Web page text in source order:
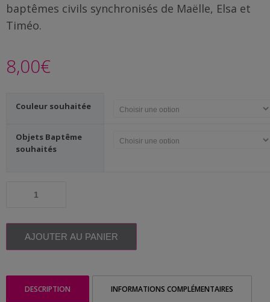
baptêmes civils synchronisés de Maëlle, Elsa et
Timéo.
8,00€
Couleur souhaitée
Objets Baptême
souhaités
souvenir
Baptême
AJOUTER AU PANIER
DESCRIPTION INFORMATIONS COMPLÉMENTAIRES
/
Enfants
Messages
Noël
Fêtes
Contact
Me
contacter